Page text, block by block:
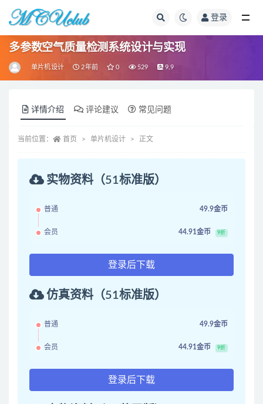
登录
多参数空气质量检测系统设计与实现
单片机设计 2年前 0 529 9.9
详情介绍 评论建议 常见问题
当前位置： 首页 单片机设计 正文
实物资料（51标准版）
普通 49.9金币
会员 44.91金币 9折
登录后下载
仿真资料（51标准版）
普通 49.9金币
会员 44.91金币 9折
登录后下载